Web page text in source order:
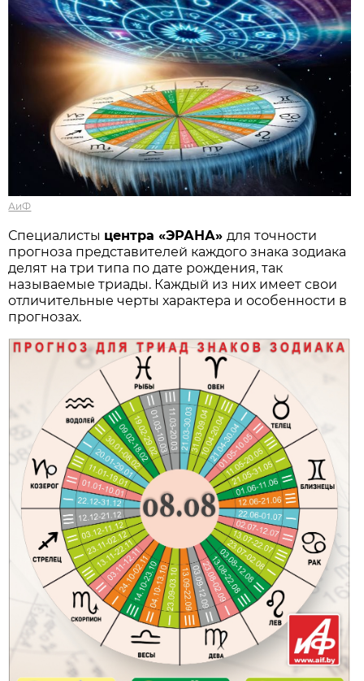
АиФ
Специалисты центра «ЭРАНА»для точности
прогноза представителей каждого знака зодиака
делят на три типа по дате рождения, так
называемые триады. Каждый из них имеет свои
отличительные черты характера и особенности в
прогнозах.